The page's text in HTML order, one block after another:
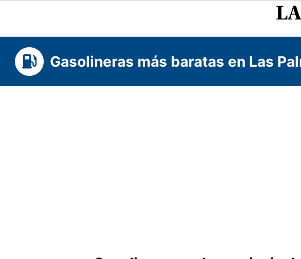
Provincia
Gasolineras más baratas en Las